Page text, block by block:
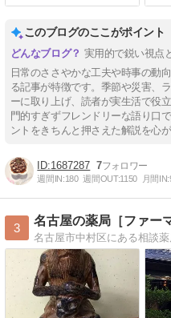
このブログのここがポイント
実用的で鋭い視点
日常のささやかな工夫や時事の動
る記事が特徴です。季節や災害、
ーに取り上げ、読者が実生活で役
門的すぎずフレンドリーな語り口
ントをきちんと押さえた解説を心
1687287 7
週間IN:180 週間OUT:1150 月間IN:
3